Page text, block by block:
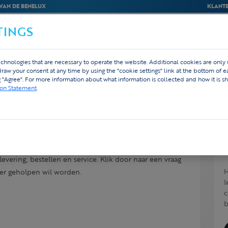
DE BENELUX
BEDRIJVEN
bestellen en service. Klik door naar een vraag
geholpen wil worden.
that are necessary to operate the website. Additional cookies are only
your consent at any time by using the "cookie settings" link at the bottom of
For more information about what information is collected and how it is
Statement.